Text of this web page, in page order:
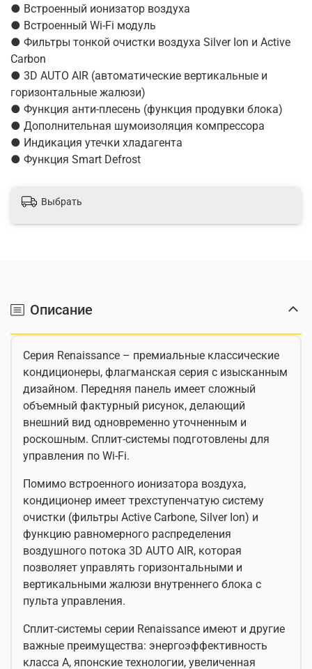
● Встроенный ионизатор воздуха
● Встроенный Wi-Fi модуль
● Фильтры тонкой очистки воздуха Silver Ion и Active
Carbon
● 3D AUTO AIR (автоматические вертикальные и
горизонтальные жалюзи)
● Функция анти-плесень (функция продувки блока)
● Дополнительная шумоизоляция компрессора
● Индикация утечки хладагента
● Функция Smart Defrost
Выбрать
Описание
Серия Renaissance – премиальные классические
кондиционеры, флагманская серия с изысканным
дизайном. Передняя панель имеет сложный
объемный фактурный рисунок, делающий
внешний вид одновременно уточненным и
роскошным. Сплит-системы подготовлены для
управления по Wi-Fi.
Помимо встроенного ионизатора воздуха,
кондиционер имеет трехступенчатую систему
очистки (фильтры Active Carbone, Silver Ion) и
функцию равномерного распределения
воздушного потока 3D AUTO AIR, которая
позволяет управлять горизонтальными и
вертикальными жалюзи внутреннего блока с
пульта управления.
Сплит-системы серии Renaissance имеют и другие
важные преимущества: энергоэффективность
класса А, японские технологии, увеличенная